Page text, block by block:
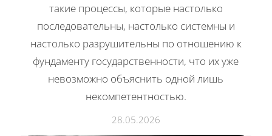
такие процессы, которые настолько
последовательны, настолько системны и
настолько разрушительны по отношению к
фундаменту государственности, что их уже
невозможно объяснить одной лишь
некомпетентностью.
28.05.2026